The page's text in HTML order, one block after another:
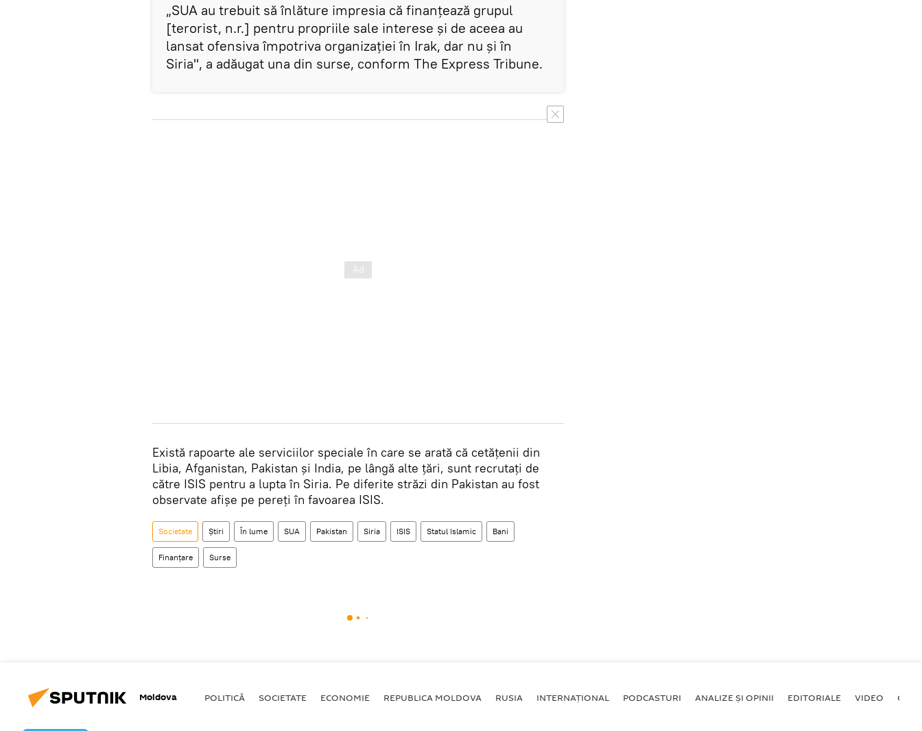
„SUA au trebuit să înlăture impresia că finanțează grupul
[terorist, n.r.] pentru propriile sale interese și de aceea au
lansat ofensiva împotriva organizației în Irak, dar nu și în
Siria", a adăugat una din surse, conform The Express Tribune.
Există rapoarte ale serviciilor speciale în care se arată că cetățenii din
Libia, Afganistan, Pakistan și India, pe lângă alte țări, sunt recrutați de
către ISIS pentru a lupta în Siria. Pe diferite străzi din Pakistan au fost
observate afișe pe pereţi în favoarea ISIS.
Societate Știri În lume SUA Pakistan Siria ISIS Statul Islamic Bani
Finanțare Surse
Moldova POLITICĂ SOCIETATE ECONOMIE REPUBLICA MOLDOVA RUSIA INTERNAȚIONAL PODCASTURI ANALIZE ȘI OPINII EDITORIALE VIDEO